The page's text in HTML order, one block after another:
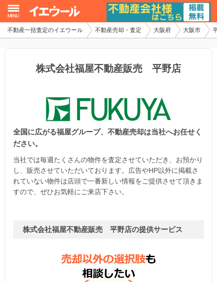
不動産一括査定のイエウール 不動産売却・査定 大阪府 大阪市
株式会社福屋不動産販売 平野店
全国に広がる福屋グループ、不動産売却は当社へお任せく
ださい。
当社では毎週たくさんの物件を査定させていただき、お預かり
し、販売させていただいております。広告やHP以外に掲載さ
れていない物件は店頭で一番新しい情報をご提供させて頂きま
すので、ぜひお気軽にご来店下さい。
株式会社福屋不動産販売 平野店の提供サービス
イエウール加盟希望の不動産会社様
不動産の売却・一括査定
家査定シミュレーター
お問い合わせ